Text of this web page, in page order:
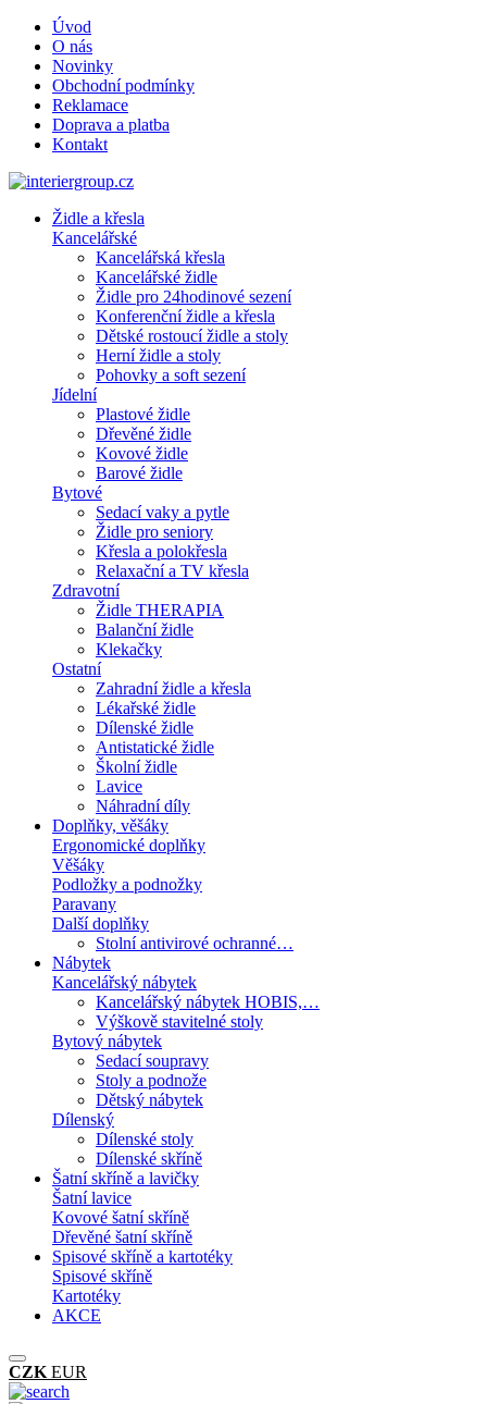
Úvod
O nás
Novinky
Obchodní podmínky
Reklamace
Doprava a platba
Kontakt
Židle a křesla
Kancelářské
Kancelářská křesla
Kancelářské židle
Židle pro 24hodinové sezení
Konferenční židle a křesla
Dětské rostoucí židle a stoly
Herní židle a stoly
Pohovky a soft sezení
Jídelní
Plastové židle
Dřevěné židle
Kovové židle
Barové židle
Bytové
Sedací vaky a pytle
Židle pro seniory
Křesla a polokřesla
Relaxační a TV křesla
Zdravotní
Židle THERAPIA
Balanční židle
Klekačky
Ostatní
Zahradní židle a křesla
Lékařské židle
Dílenské židle
Antistatické židle
Školní židle
Lavice
Náhradní díly
Doplňky, věšáky
Ergonomické doplňky
Věšáky
Podložky a podnožky
Paravany
Další doplňky
Stolní antivirové ochranné…
Nábytek
Kancelářský nábytek
Kancelářský nábytek HOBIS,…
Výškově stavitelné stoly
Bytový nábytek
Sedací soupravy
Stoly a podnože
Dětský nábytek
Dílenský
Dílenské stoly
Dílenské skříně
Šatní skříně a lavičky
Šatní lavice
Kovové šatní skříně
Dřevěné šatní skříně
Spisové skříně a kartotéky
Spisové skříně
Kartotéky
AKCE
CZK EUR